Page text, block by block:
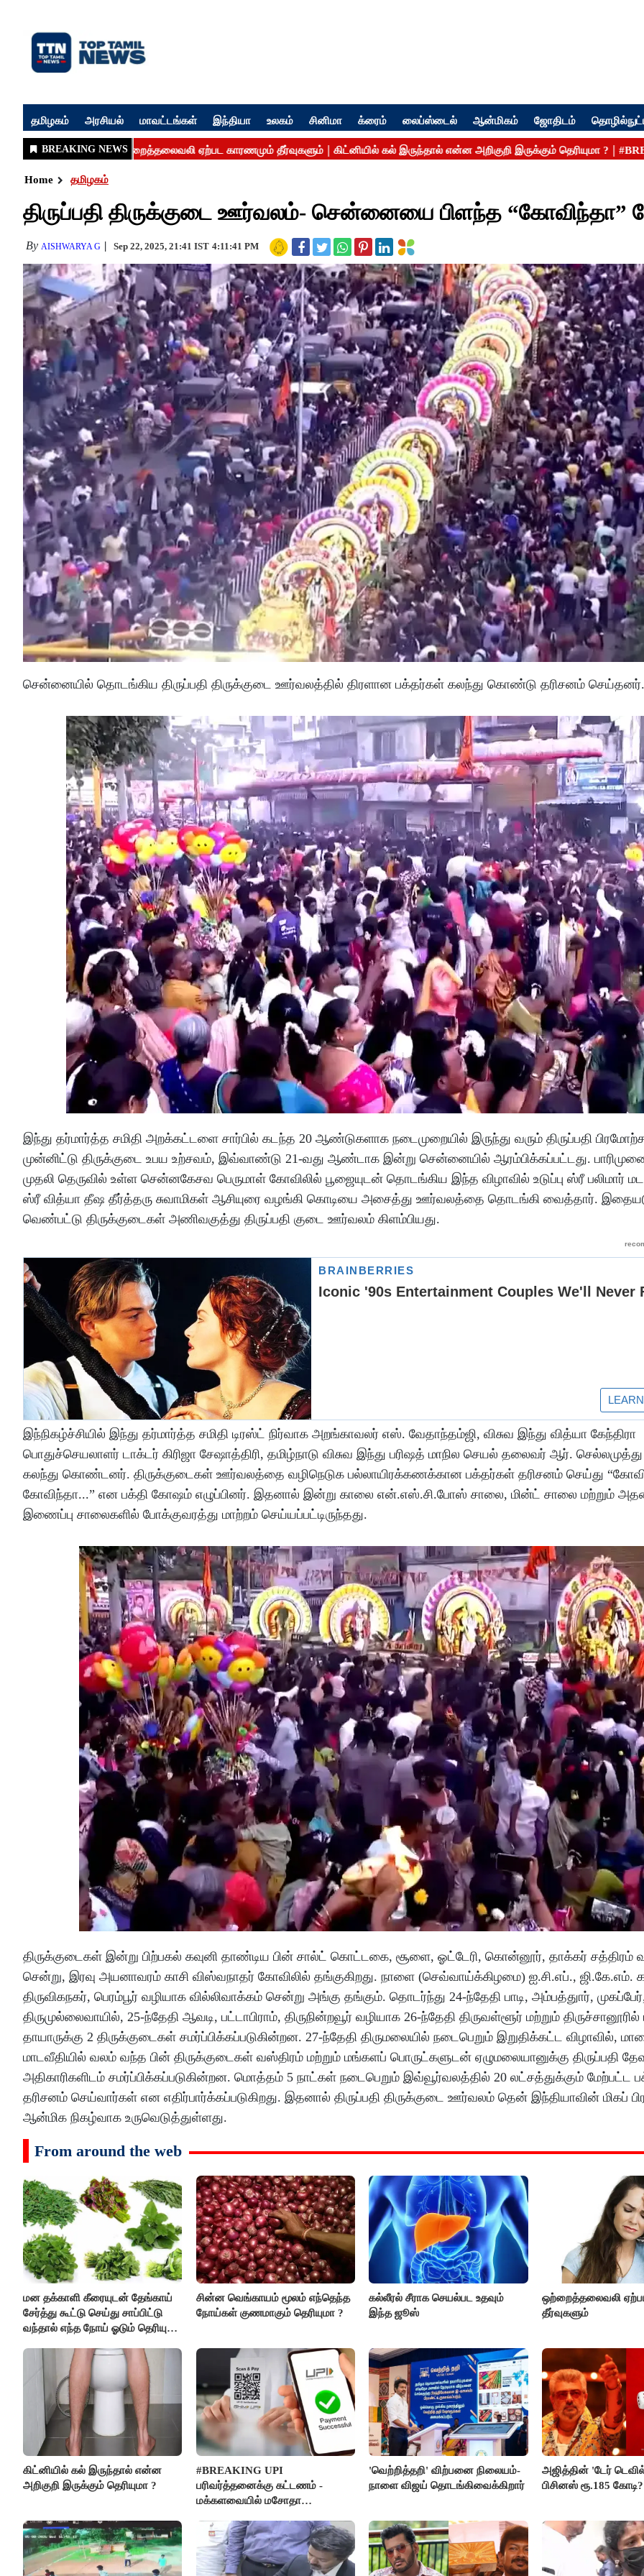
தமிழகம் அரசியல் மாவட்டங்கள் இந்தியா உலகம் சினிமா க்ரைம் லைப்ஸ்டைல் ஆன்மிகம் ஜோதிடம்
Home தமிழகம்
திருப்பதி திருக்குடை ஊர்வலம்- சென்னையை பிளந்த
By AISHWARYA G Sep 22, 2025, 21:41 IST 4:11:41 PM
சென்னையில் தொடங்கிய திருப்பதி திருக்குடை ஊர்வலத்தில் திரளான பக்தர்கள் கலந்து கொண்டு தரிசனம் செய்தனர்.
இந்து தர்மார்த்த சமிதி அறக்கட்டளை சார்பில் கடந்த 20 ஆண்டுகளாக நடைமுறையில் இருந்து வரும் திருப்பதி
முன்னிட்டு திருக்குடை உபய உற்சவம், இவ்வாண்டு 21-வது ஆண்டாக இன்று சென்னையில் ஆரம்பிக்கப்பட்டது.
முதலி தெருவில் உள்ள சென்னகேசவ பெருமாள் கோவிலில் பூஜையுடன் தொடங்கிய இந்த விழாவில் உடுப்பு ஸ்ரீ பலிமார்
ஸ்ரீ வித்யா தீஷ தீர்த்தரு சுவாமிகள் ஆசியுரை வழங்கி கொடியை அசைத்து ஊர்வலத்தை தொடங்கி வைத்தார்.
வெண்பட்டு திருக்குடைகள் அணிவகுத்து திருப்பதி குடை ஊர்வலம் கிளம்பியது.
இந்நிகழ்ச்சியில் இந்து தர்மார்த்த சமிதி டிரஸ்ட் நிர்வாக அறங்காவலர் எஸ். வேதாந்தம்ஜி, விசுவ இந்து வித்யா கேந்திரா
பொதுச்செயலாளர் டாக்டர் கிரிஜா சேஷாத்திரி, தமிழ்நாடு விசுவ இந்து பரிஷத் மாநில செயல் தலைவர் ஆர்.
கலந்து கொண்டனர். திருக்குடைகள் ஊர்வலத்தை வழிநெடுக பல்லாயிரக்கணக்கான பக்தர்கள் தரிசனம் செய்து
கோவிந்தா...” என பக்தி கோஷம் எழுப்பினர். இதனால் இன்று காலை என்.எஸ்.சி.போஸ் சாலை, மின்ட் சாலை மற்றும்
இணைப்பு சாலைகளில் போக்குவரத்து மாற்றம் செய்யப்பட்டிருந்தது.
திருக்குடைகள் இன்று பிற்பகல் கவுனி தாண்டிய பின் சால்ட் கொட்டகை, சூளை, ஓட்டேரி, கொன்னூர், தாக்கர் சத்திரம்
சென்று, இரவு அயனாவரம் காசி விஸ்வநாதர் கோவிலில் தங்குகிறது. நாளை (செவ்வாய்க்கிழமை) ஐ.சி.எப்., ஜி.கே.எம்.
திருவிகநகர், பெரம்பூர் வழியாக வில்லிவாக்கம் சென்று அங்கு தங்கும். தொடர்ந்து 24-ந்தேதி பாடி, அம்பத்துார்,
திருமுல்லைவாயில், 25-ந்தேதி ஆவடி, பட்டாபிராம், திருநின்றவூர் வழியாக 26-ந்தேதி திருவள்ளூர் மற்றும்
தாயாருக்கு 2 திருக்குடைகள் சமர்ப்பிக்கப்படுகின்றன. 27-ந்தேதி திருமலையில் நடைபெறும் இறுதிக்கட்ட விழாவில்,
மாடவீதியில் வலம் வந்த பின் திருக்குடைகள் வஸ்திரம் மற்றும் மங்களப் பொருட்களுடன் ஏழுமலையானுக்கு திருப்பதி
அதிகாரிகளிடம் சமர்ப்பிக்கப்படுகின்றன. மொத்தம் 5 நாட்கள் நடைபெறும் இவ்வூர்­வ­லத்தில் 20 லட்சத்துக்கும் மேற்பட்ட
தரிசனம் செய்வார்கள் என எதிர்பார்க்கப்படுகிறது. இதனால் திருப்பதி திருக்குடை ஊர்வலம் தென் இந்தியாவின் மிகப்
ஆன்மிக நிகழ்வாக உருவெடுத்துள்ளது.
From around the web
மன தக்காளி கீரையுடன் தேங்காய்
சேர்த்து கூட்டு செய்து சாப்பிட்டு
வந்தால் எந்த நோய் ஓடும் தெரியுமா
சின்ன வெங்காயம் மூலம் எந்தெந்த
நோய்கள் குணமாகும் தெரியுமா ?
கல்லீரல் சீராக செயல்பட உதவும்
இந்த ஜூஸ்
ஒற்றைத்தலைவலி
தீர்வுகளும்
கிட்னியில் கல் இருந்தால் என்ன
அறிகுறி இருக்கும் தெரியுமா ?
#BREAKING UPI
பரிவர்த்தனைக்கு கட்டணம் -
மக்களவையில் மசோதா
'வெற்றித்தறி' விற்பனை நிலையம்-
நாளை விஜய் தொடங்கிவைக்கிறார்
அஜித்தின் 'டேர்
பிசினஸ் ரூ.185 கோடி?